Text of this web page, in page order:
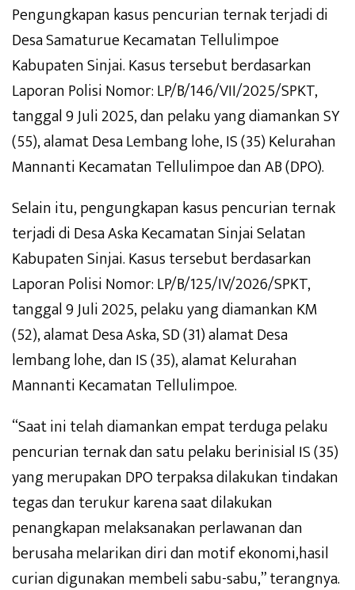
Pengungkapan kasus pencurian ternak terjadi di
Desa Samaturue Kecamatan Tellulimpoe
Kabupaten Sinjai. Kasus tersebut berdasarkan
Laporan Polisi Nomor: LP/B/146/VII/2025/SPKT,
tanggal 9 Juli 2025, dan pelaku yang diamankan SY
(55), alamat Desa Lembang lohe, IS (35) Kelurahan
Mannanti Kecamatan Tellulimpoe dan AB (DPO).
Selain itu, pengungkapan kasus pencurian ternak
terjadi di Desa Aska Kecamatan Sinjai Selatan
Kabupaten Sinjai. Kasus tersebut berdasarkan
Laporan Polisi Nomor: LP/B/125/IV/2026/SPKT,
tanggal 9 Juli 2025, pelaku yang diamankan KM
(52), alamat Desa Aska, SD (31) alamat Desa
lembang lohe, dan IS (35), alamat Kelurahan
Mannanti Kecamatan Tellulimpoe.
“Saat ini telah diamankan empat terduga pelaku
pencurian ternak dan satu pelaku berinisial IS (35)
yang merupakan DPO terpaksa dilakukan tindakan
tegas dan terukur karena saat dilakukan
penangkapan melaksanakan perlawanan dan
berusaha melarikan diri dan motif ekonomi,hasil
curian digunakan membeli sabu-sabu,” terangnya.